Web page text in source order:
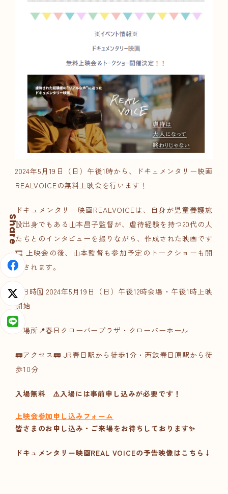
Share
2024年5月19日（日）午後1時から、ドキュメンタリー映画
REALVOICEの無料上映会を行います！
ドキュメンタリー映画REALVOICEは、自身が児童養護施
設出身でもある 山本昌子監督が、虐待経験を持つ20代の人
たちとのインタビューを撮りながら、作成された映画です
🎞️ 上映会の後、山本監督も参加予定の トークショー も開
催されます。
🗓️日時🗓️ 2024年5月19日（日）午後12時会場・午後1時上映
開始
📍場所📍春日クローバープラザ・クローバーホール
🚃アクセス🚃 JR春日駅から徒歩1分・西鉄春日原駅から徒
歩10分
入場無料 ⚠️入場には事前申し込みが必要です ！
上映会参加申し込みフォーム
皆さまのお申し込み・ご来場をお待ちしております✨
ドキュメンタリー映画REAL VOICEの予告映像はこちら↓